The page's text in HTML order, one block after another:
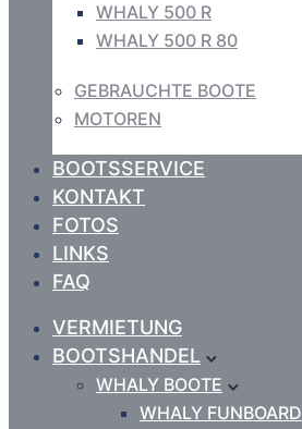
WHALY 500 R
WHALY 500 R 80
GEBRAUCHTE BOOTE
MOTOREN
BOOTSSERVICE
KONTAKT
FOTOS
LINKS
FAQ
VERMIETUNG
BOOTSHANDEL
WHALY BOOTE
WHALY FUNBOARD